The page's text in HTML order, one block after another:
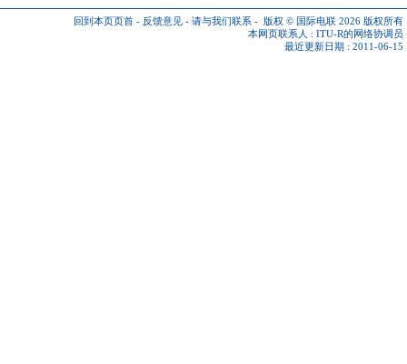
回到本页页首 - 反馈意见 - 请与我们联系 - 版权 © 国际电联 2026 版权所有
本网页联系人 : ITU-R的网络协调员
最近更新日期 : 2011-06-15